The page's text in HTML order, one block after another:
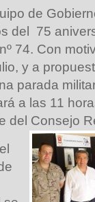
de
del 75
74. Con
y a
parada
a las 11
del Consejo